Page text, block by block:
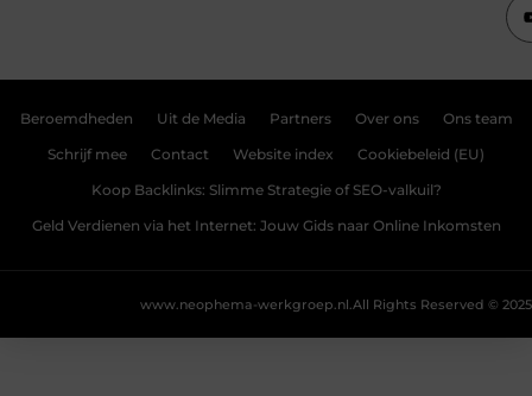
Beroemdheden Uit de Media Partners Over ons Ons team
Schrijf mee Contact Website index Cookiebeleid (EU)
Koop Backlinks: Slimme Strategie of SEO-valkuil?
Geld Verdienen via het Internet: Jouw Gids naar Online Inkomsten
All Rights Reserved © 2025
www.neophema-werkgroep.nl.